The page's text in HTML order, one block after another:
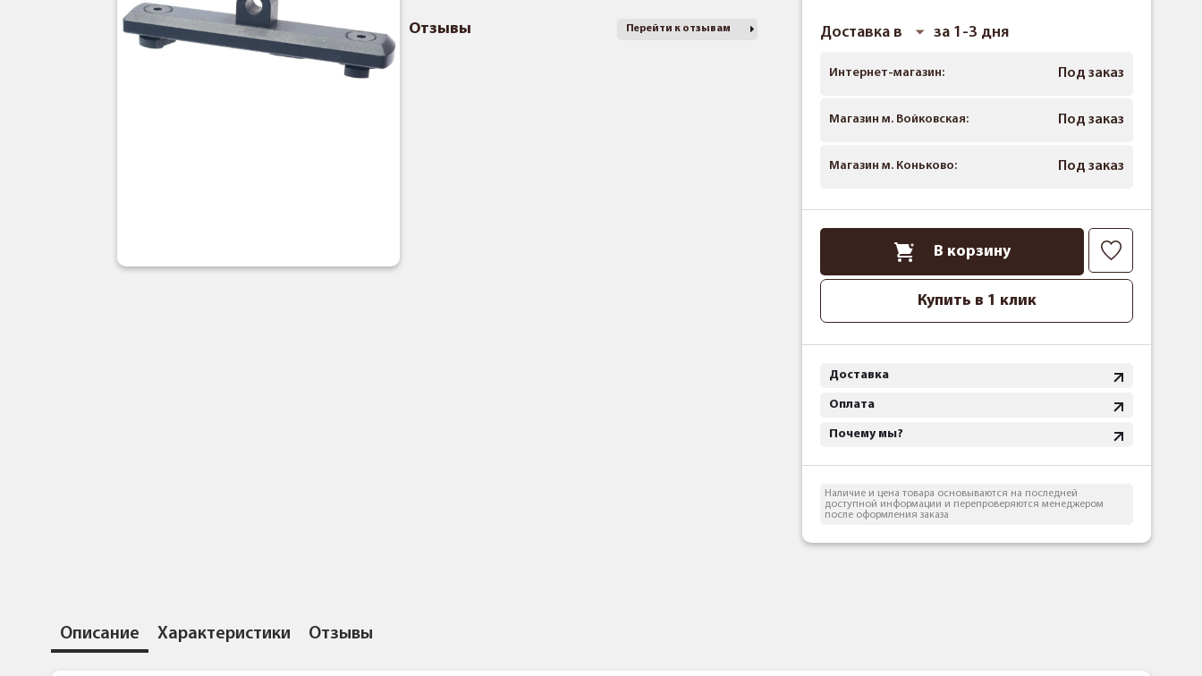
Отзывы Перейти к отзывам Доставка в за 1-3 дня
Интернет-магазин: Под заказ
Магазин м. Войковская: Под заказ
Магазин м. Коньково: Под заказ
В корзину
Купить в 1 клик
Доставка
Оплата
Почему мы?
Наличие и цена товара основываются на последней
доступной информации и перепроверяются менеджером
после оформления заказа
Описание Характеристики Отзывы